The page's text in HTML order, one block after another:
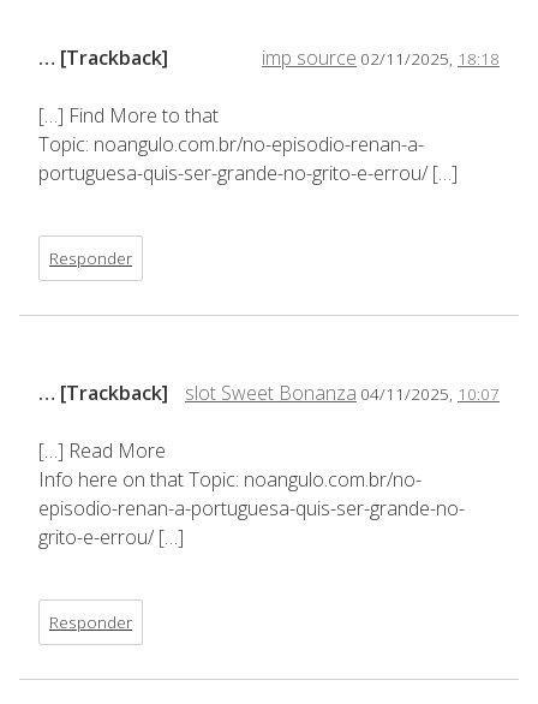
imp source 02/11/2025, 18:18
… [Trackback]
[…] Find More to that
Topic: noangulo.com.br/no-episodio-renan-a-
portuguesa-quis-ser-grande-no-grito-e-errou/ […]
Responder
slot Sweet Bonanza 04/11/2025, 10:07
… [Trackback]
[…] Read More
Info here on that Topic: noangulo.com.br/no-
episodio-renan-a-portuguesa-quis-ser-grande-no-
grito-e-errou/ […]
Responder